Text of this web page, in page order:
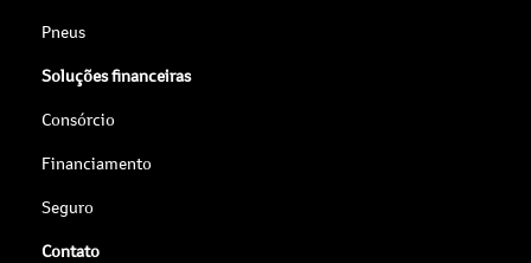
Pneus
Soluções financeiras
Consórcio
Financiamento
Seguro
Contato